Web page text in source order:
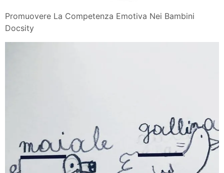
Promuovere La Competenza Emotiva Nei Bambini
Docsity